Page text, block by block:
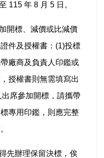
115 年 8 月 5 日。
開標、減價或比減價
件及授權書：(1)投標
廠商及負責人印鑑或
授權書則無需填寫出
席參加開標，請攜帶
專用印鑑，則應完整
先辦理保留決標，俟